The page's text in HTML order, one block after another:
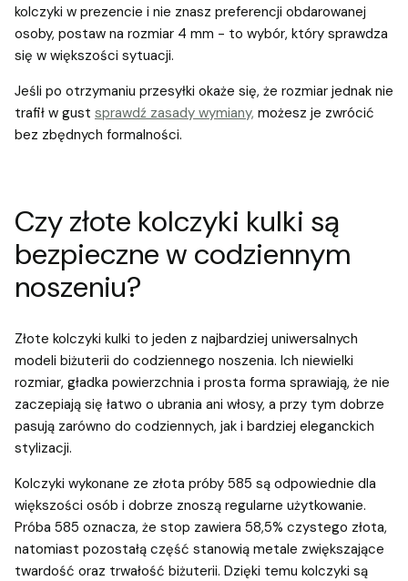
kolczyki w prezencie i nie znasz preferencji obdarowanej
osoby, postaw na rozmiar 4 mm - to wybór, który sprawdza
się w większości sytuacji.
Jeśli po otrzymaniu przesyłki okaże się, że rozmiar jednak nie
trafił w gust sprawdź zasady wymiany, możesz je zwrócić
bez zbędnych formalności.
Czy złote kolczyki kulki są
bezpieczne w codziennym
noszeniu?
Złote kolczyki kulki to jeden z najbardziej uniwersalnych
modeli biżuterii do codziennego noszenia. Ich niewielki
rozmiar, gładka powierzchnia i prosta forma sprawiają, że nie
zaczepiają się łatwo o ubrania ani włosy, a przy tym dobrze
pasują zarówno do codziennych, jak i bardziej eleganckich
stylizacji.
Kolczyki wykonane ze złota próby 585 są odpowiednie dla
większości osób i dobrze znoszą regularne użytkowanie.
Próba 585 oznacza, że stop zawiera 58,5% czystego złota,
natomiast pozostałą część stanowią metale zwiększające
twardość oraz trwałość biżuterii. Dzięki temu kolczyki są